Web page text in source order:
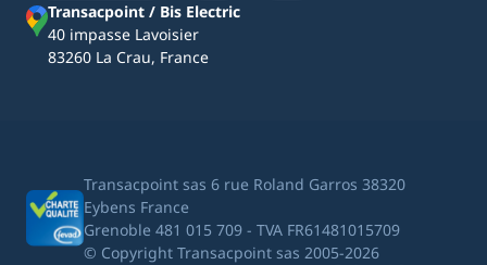
Transacpoint / Bis Electric
40 impasse Lavoisier
83260 La Crau, France
Transacpoint sas 6 rue Roland Garros 38320
Eybens France
Grenoble 481 015 709 - TVA FR61481015709
© Copyright Transacpoint sas 2005-2026